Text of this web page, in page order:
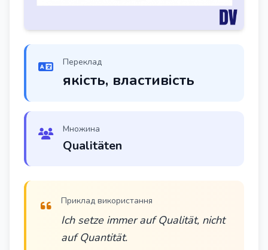
Переклад
якість, властивість
Множина
Qualitäten
Приклад використання
Ich setze immer auf Qualität, nicht
auf Quantität.